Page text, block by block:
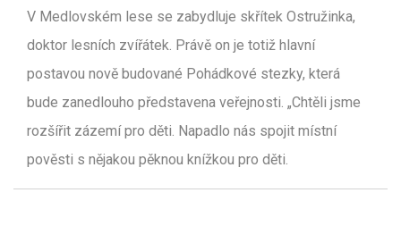
V Medlovském lese se zabydluje skřítek Ostružinka,
doktor lesních zvířátek. Právě on je totiž hlavní
postavou nově budované Pohádkové stezky, která
bude zanedlouho představena veřejnosti. „Chtěli jsme
rozšířit zázemí pro děti. Napadlo nás spojit místní
pověsti s nějakou pěknou knížkou pro děti.